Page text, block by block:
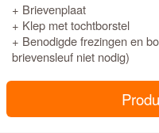
+ Brievenplaat
+ Klep met tochtborstel
+ Benodigde frezingen en
brievensleuf niet nodig)